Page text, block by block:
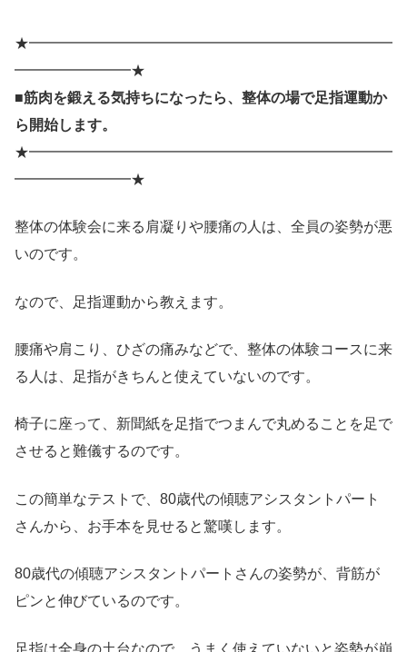
★━━━━━━━━━━━━━━━━━━━━━━━━━
━━━━━━━━★
■筋肉を鍛える気持ちになったら、整体の場で足指運動か
ら開始します。
★━━━━━━━━━━━━━━━━━━━━━━━━━
━━━━━━━━★
整体の体験会に来る肩凝りや腰痛の人は、全員の姿勢が悪
いのです。
なので、足指運動から教えます。
腰痛や肩こり、ひざの痛みなどで、整体の体験コースに来
る人は、足指がきちんと使えていないのです。
椅子に座って、新聞紙を足指でつまんで丸めることを足で
させると難儀するのです。
この簡単なテストで、80歳代の傾聴アシスタントパート
さんから、お手本を見せると驚嘆します。
80歳代の傾聴アシスタントパートさんの姿勢が、背筋が
ピンと伸びているのです。
足指は全身の土台なので、うまく使えていないと姿勢が崩